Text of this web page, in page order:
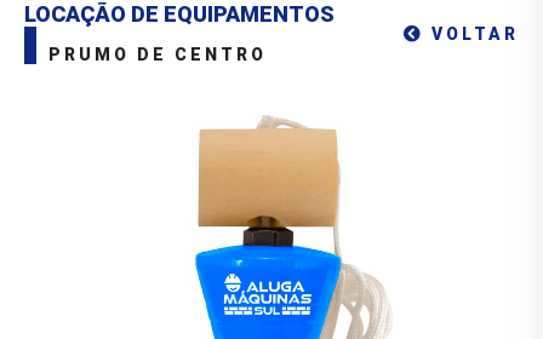
LOCAÇÃO DE EQUIPAMENTOS
VOLTAR
PRUMO DE CENTRO